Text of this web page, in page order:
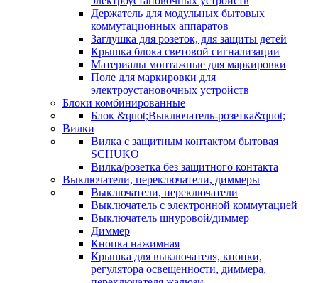
Держатель для модульных бытовых
коммутационных аппаратов
Заглушка для розеток, для защиты детей
Крышка блока световой сигнализации
Материалы монтажные для маркировки
Поле для маркировки для
электроустановочных устройств
Блоки комбинированные
Блок &quot;Выключатель-розетка&quot;
Вилки
Вилка с защитным контактом бытовая
SCHUKO
Вилка/розетка без защитного контакта
Выключатели, переключатели, диммеры
Выключатели, переключатели
Выключатель с электронной коммутацией
Выключатель шнуровой/диммер
Диммер
Кнопка нажимная
Крышка для выключателя, кнопки,
регулятора освещенности, диммера,